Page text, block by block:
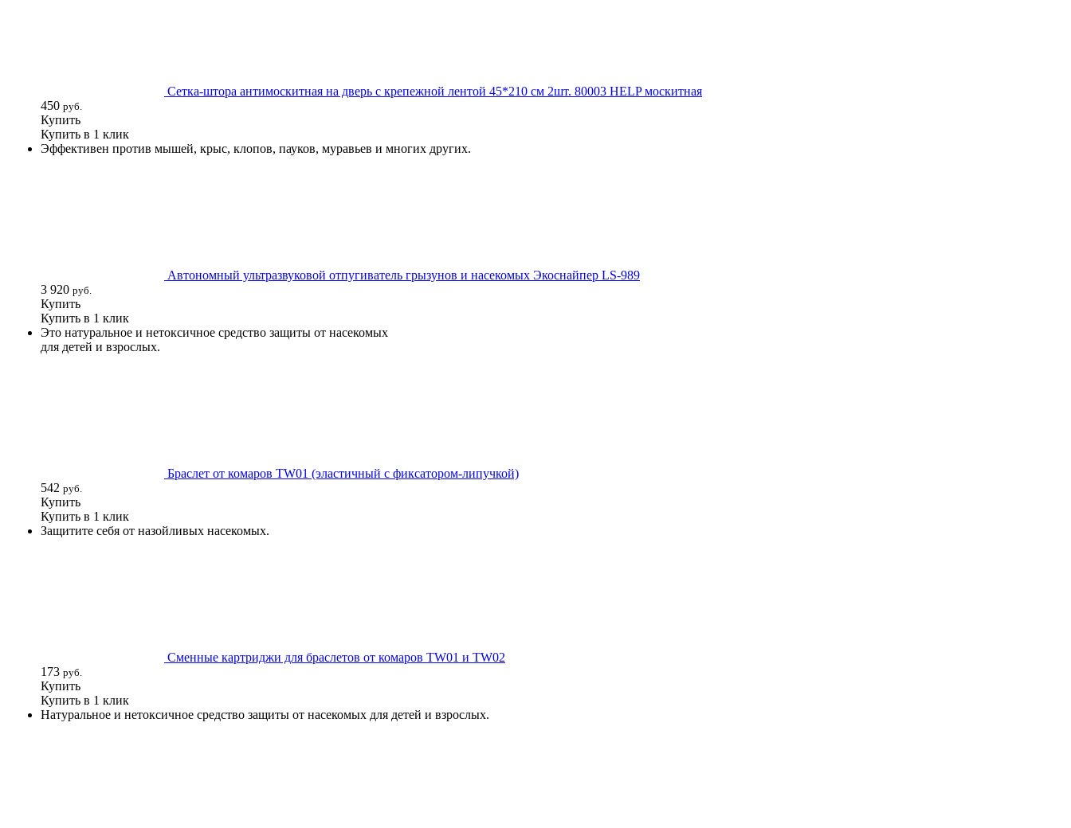
Сетка-штора антимоскитная на дверь с крепежной лентой 45*210 см 2шт. 80003 HELP москитная
450 руб.
Купить
Купить в 1 клик
Эффективен против мышей, крыс, клопов, пауков, муравьев и многих других.
Автономный ультразвуковой отпугиватель грызунов и насекомых Экоснайпер LS-989
3 920 руб.
Купить
Купить в 1 клик
Это натуральное и нетоксичное средство защиты от насекомых
для детей и взрослых.
Браслет от комаров TW01 (эластичный с фиксатором-липучкой)
542 руб.
Купить
Купить в 1 клик
Защитите себя от назойливых насекомых.
Сменные картриджи для браслетов от комаров TW01 и TW02
173 руб.
Купить
Купить в 1 клик
Натуральное и нетоксичное средство защиты от насекомых для детей и взрослых.